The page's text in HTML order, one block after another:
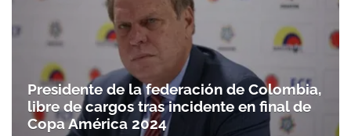
Presidente de la federación de Colombia,
libre de cargos tras incidente en final de
Copa América 2024